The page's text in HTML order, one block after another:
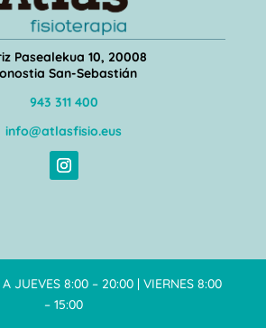
Pasealekua 10, 20008
San-Sebastián
943 311 400
info@atlasfisio.eus
JUEVES 8:00 – 20:00 | VIERNES 8:00
– 15:00